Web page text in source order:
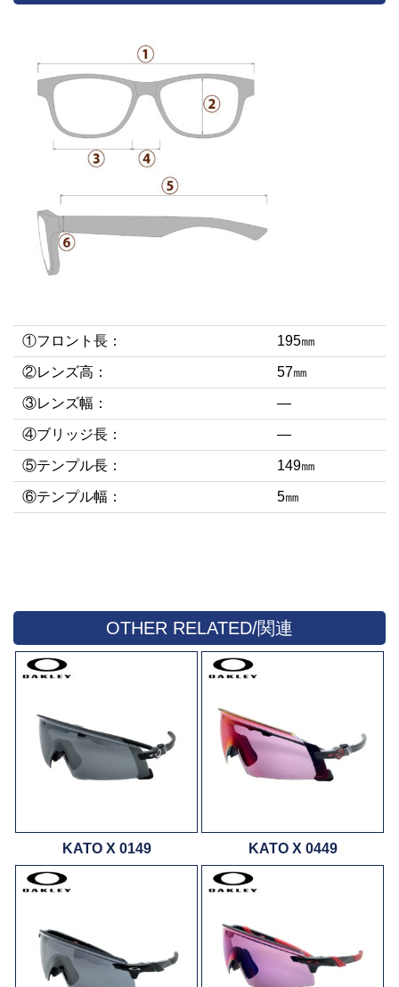
①フロント長： 195㎜
②レンズ高： 57㎜
③レンズ幅： —
④ブリッジ長： —
⑤テンプル長： 149㎜
⑥テンプル幅： 5㎜
OTHER RELATED/関連
KATO X 0149 KATO X 0449